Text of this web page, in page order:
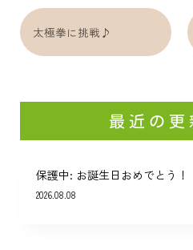
太極拳に挑戦♪
最近の更
保護中: お誕生日おめでとう！
2026.08.08